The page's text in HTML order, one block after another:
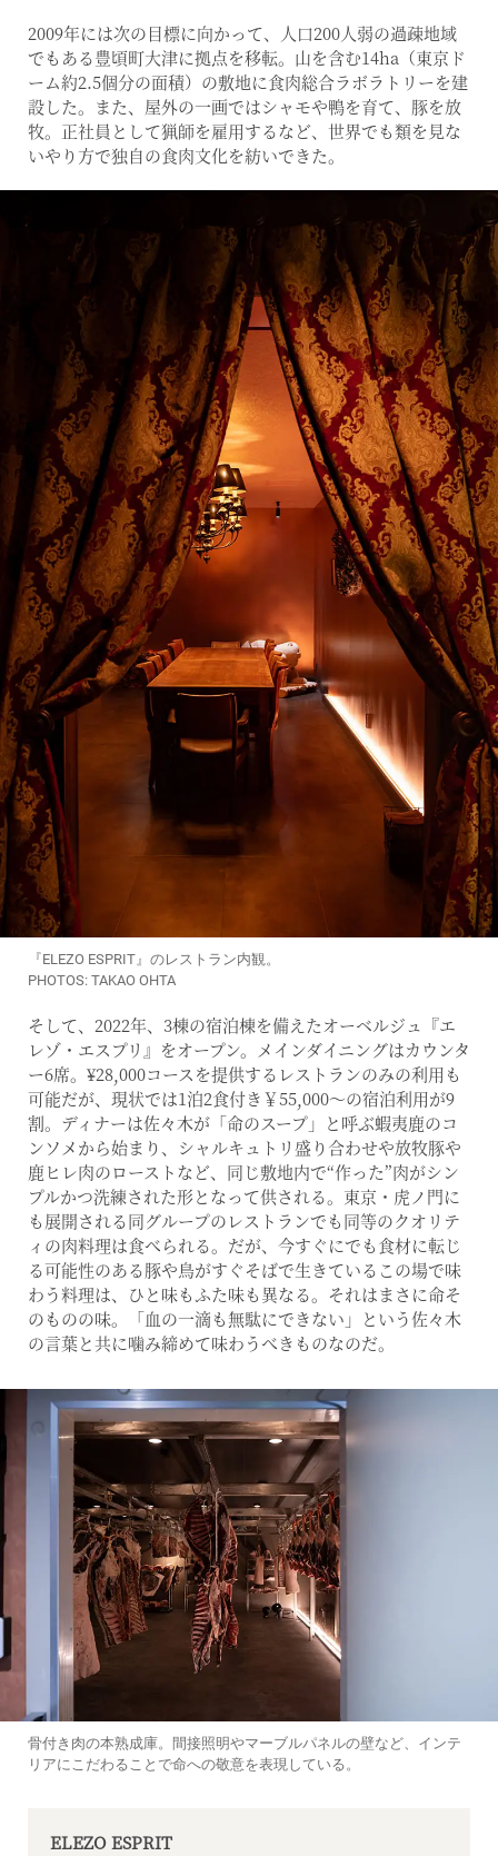
『ELEZO ESPRIT』のレストラン内観。
PHOTOS: TAKAO OHTA
2009年には次の目標に向かって、人口200人弱の過疎地域
でもある豊頃町大津に拠点を移転。山を含む14ha（東京ド
ーム約2.5個分の面積）の敷地に食肉総合ラボラトリーを建
設した。また、屋外の一画ではシャモや鴨を育て、豚を放
牧。正社員として猟師を雇用するなど、世界でも類を見な
いやり方で独自の食肉文化を紡いできた。
そして、2022年、3棟の宿泊棟を備えたオーベルジュ『エ
レゾ・エスプリ』をオープン。メインダイニングはカウンタ
ー6席。¥28,000コースを提供するレストランのみの利用も
可能だが、現状では1泊2食付き￥55,000〜の宿泊利用が9
割。ディナーは佐々木が「命のスープ」と呼ぶ蝦夷鹿のコ
ンソメから始まり、シャルキュトリ盛り合わせや放牧豚や
鹿ヒレ肉のローストなど、同じ敷地内で“作った”肉がシン
プルかつ洗練された形となって供される。東京・虎ノ門に
も展開される同グループのレストランでも同等のクオリテ
ィの肉料理は食べられる。だが、今すぐにでも食材に転じ
る可能性のある豚や鳥がすぐそばで生きているこの場で味
わう料理は、ひと味もふた味も異なる。それはまさに命そ
のものの味。「血の一滴も無駄にできない」という佐々木
の言葉と共に噛み締めて味わうべきものなのだ。
骨付き肉の本熟成庫。間接照明やマーブルパネルの壁など、インテ
リアにこだわることで命への敬意を表現している。
ELEZO ESPRIT